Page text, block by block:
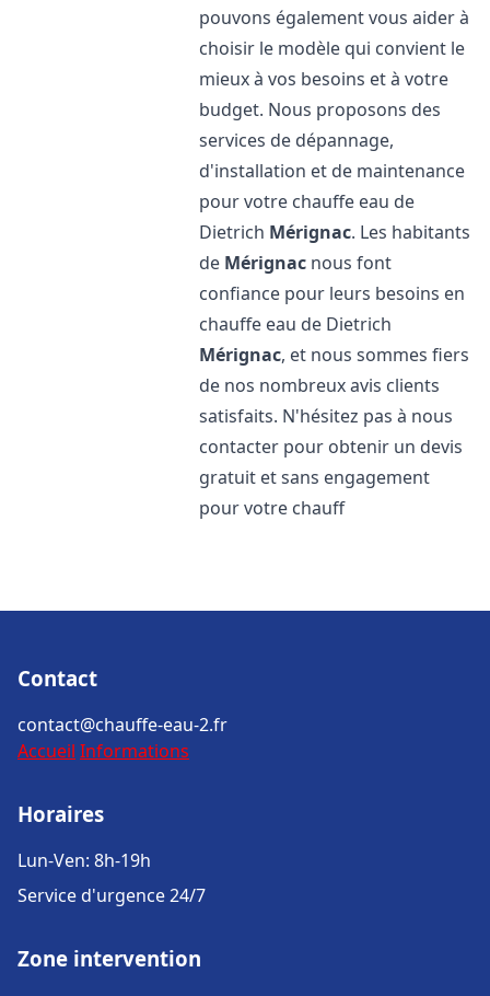
pouvons également vous aider à
choisir le modèle qui convient le
mieux à vos besoins et à votre
budget. Nous proposons des
services de dépannage,
d'installation et de maintenance
pour votre chauffe eau de
Dietrich Mérignac. Les habitants
de Mérignac nous font
confiance pour leurs besoins en
chauffe eau de Dietrich
Mérignac, et nous sommes fiers
de nos nombreux avis clients
satisfaits. N'hésitez pas à nous
contacter pour obtenir un devis
gratuit et sans engagement
pour votre chauff
Contact
contact@chauffe-eau-2.fr
Accueil Informations
Horaires
Lun-Ven: 8h-19h
Service d'urgence 24/7
Zone intervention